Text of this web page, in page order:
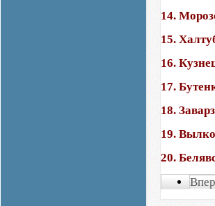
14.
15.
16.
17.
18.
19.
20.